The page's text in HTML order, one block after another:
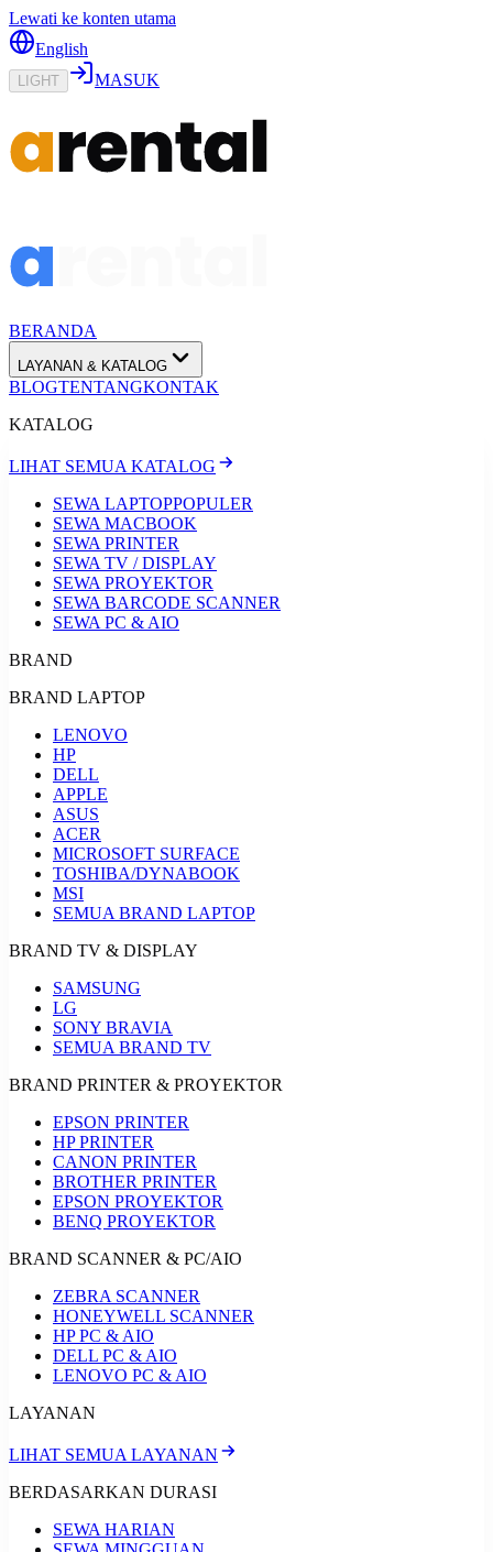
Lewati ke konten utama
English
LIGHT MASUK
BERANDA
LAYANAN & KATALOG
BLOGTENTANGKONTAK
KATALOG
LIHAT SEMUA KATALOG
SEWA LAPTOPPOPULER
SEWA MACBOOK
SEWA PRINTER
SEWA TV / DISPLAY
SEWA PROYEKTOR
SEWA BARCODE SCANNER
SEWA PC & AIO
BRAND
BRAND LAPTOP
LENOVO
HP
DELL
APPLE
ASUS
ACER
MICROSOFT SURFACE
TOSHIBA/DYNABOOK
MSI
SEMUA BRAND LAPTOP
BRAND TV & DISPLAY
SAMSUNG
LG
SONY BRAVIA
SEMUA BRAND TV
BRAND PRINTER & PROYEKTOR
EPSON PRINTER
HP PRINTER
CANON PRINTER
BROTHER PRINTER
EPSON PROYEKTOR
BENQ PROYEKTOR
BRAND SCANNER & PC/AIO
ZEBRA SCANNER
HONEYWELL SCANNER
HP PC & AIO
DELL PC & AIO
LENOVO PC & AIO
LAYANAN
LIHAT SEMUA LAYANAN
BERDASARKAN DURASI
SEWA HARIAN